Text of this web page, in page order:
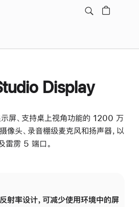
Display
屏、支持桌上视角功能的 1200 万
头、录音棚级麦克风和扬声器，以
雷雳 5 端口。
射率设计，可减少使用环境中的屏